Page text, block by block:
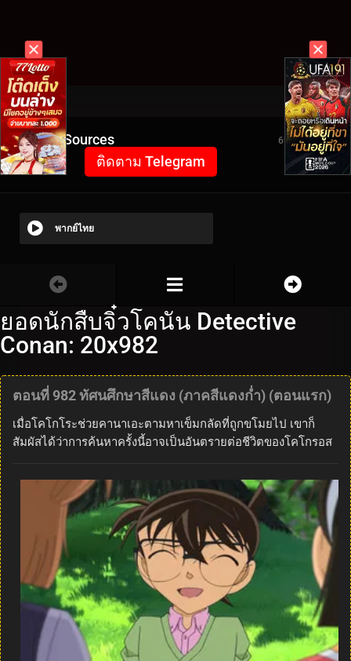
Video Sources 6999 Views
ติดตาม Telegram
พากย์ไทย
ยอดนักสืบจิ๋วโคนัน Detective
Conan: 20x982
ตอนที่ 982 ทัศนศึกษาสีแดง (ภาคสีแดงก่ำ) (ตอนแรก)
เมื่อโคโกโระช่วยคานาเอะตามหาเข็มกลัดที่ถูกขโมยไป เขาก็
สัมผัสได้ว่าการค้นหาครั้งนี้อาจเป็นอันตรายต่อชีวิตของโคโกรอส